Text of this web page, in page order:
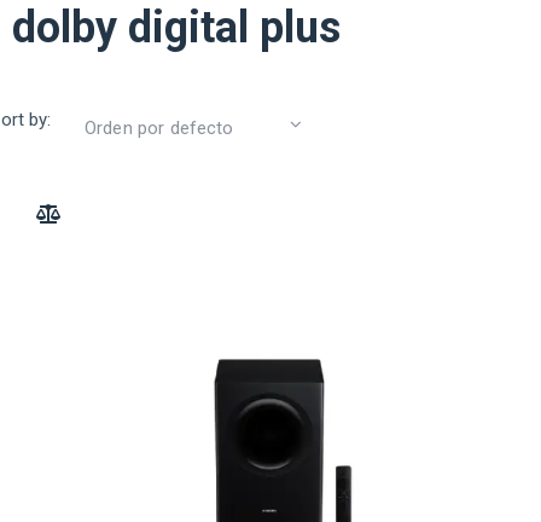
dolby digital plus
by: